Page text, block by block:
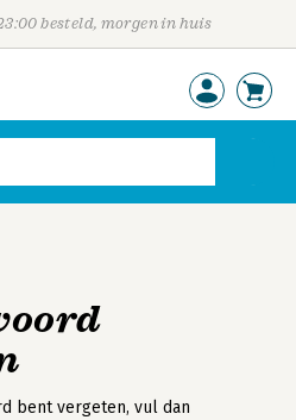
besteld, morgen in huis
bent vergeten, vul dan